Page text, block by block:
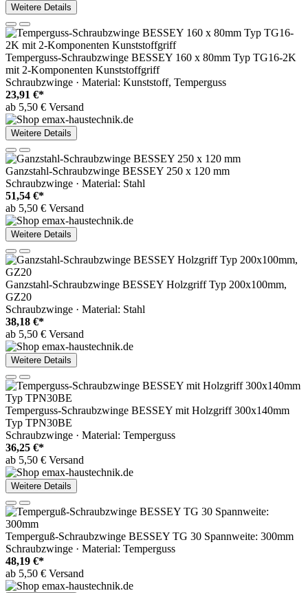
Weitere Details
Temperguss-Schraubzwinge BESSEY 160 x 80mm Typ TG16-2K
mit 2-Komponenten Kunststoffgriff
Schraubzwinge · Material: Kunststoff, Temperguss
23,91 €*
ab 5,50 € Versand
Weitere Details
Ganzstahl-Schraubzwinge BESSEY 250 x 120 mm
Schraubzwinge · Material: Stahl
51,54 €*
ab 5,50 € Versand
Weitere Details
Ganzstahl-Schraubzwinge BESSEY Holzgriff Typ 200x100mm,
GZ20
Schraubzwinge · Material: Stahl
38,18 €*
ab 5,50 € Versand
Weitere Details
Temperguss-Schraubzwinge BESSEY mit Holzgriff 300x140mm
Typ TPN30BE
Schraubzwinge · Material: Temperguss
36,25 €*
ab 5,50 € Versand
Weitere Details
Temperguß-Schraubzwinge BESSEY TG 30 Spannweite: 300mm
Schraubzwinge · Material: Temperguss
48,19 €*
ab 5,50 € Versand